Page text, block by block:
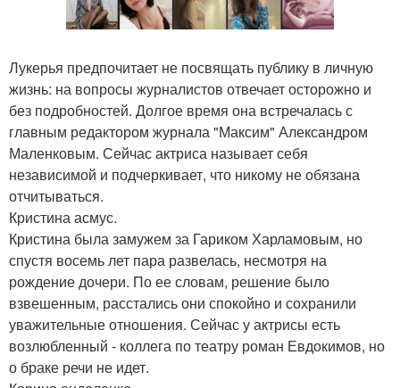
Лукерья предпочитает не посвящать публику в личную
жизнь: на вопросы журналистов отвечает осторожно и
без подробностей. Долгое время она встречалась с
главным редактором журнала "Максим" Александром
Маленковым. Сейчас актриса называет себя
независимой и подчеркивает, что никому не обязана
отчитываться.
Кристина асмус.
Кристина была замужем за Гариком Харламовым, но
спустя восемь лет пара развелась, несмотря на
рождение дочери. По ее словам, решение было
взвешенным, расстались они спокойно и сохранили
уважительные отношения. Сейчас у актрисы есть
возлюбленный - коллега по театру роман Евдокимов, но
о браке речи не идет.